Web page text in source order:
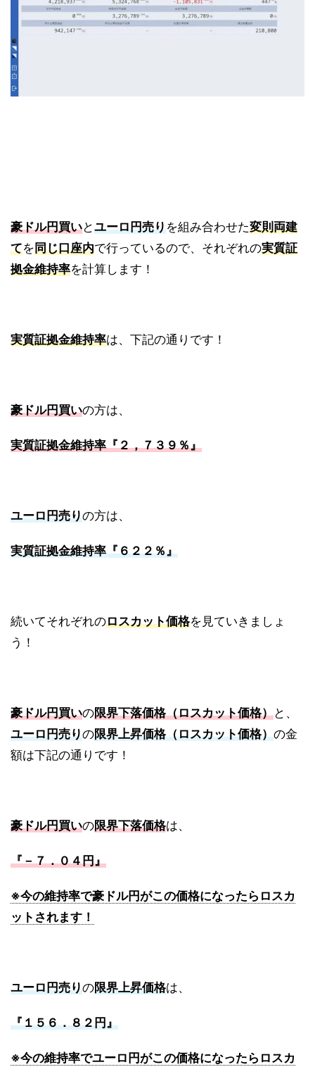
豪ドル円買いとユーロ円売りを組み合わせた変則両建
てを同じ口座内で行っているので、それぞれの実質証
拠金維持率を計算します！
実質証拠金維持率は、下記の通りです！
豪ドル円買いの方は、
実質証拠金維持率『２，７３９％』
ユーロ円売りの方は、
実質証拠金維持率『６２２％』
続いてそれぞれのロスカット価格を見ていきましょ
う！
豪ドル円買いの限界下落価格（ロスカット価格）と、
ユーロ円売りの限界上昇価格（ロスカット価格）の金
額は下記の通りです！
豪ドル円買いの限界下落価格は、
『－７．０４円』
※今の維持率で豪ドル円がこの価格になったらロスカ
ットされます！
ユーロ円売りの限界上昇価格は、
『１５６．８２円』
※今の維持率でユーロ円がこの価格になったらロスカ